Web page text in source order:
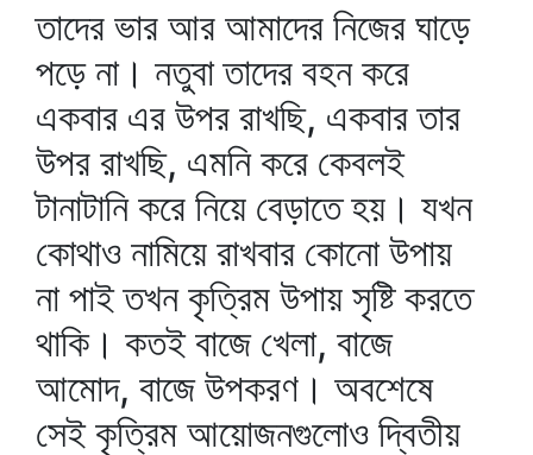
তাদের ভার আর আমাদের নিজের ঘাড়ে
পড়ে না। নতুবা তাদের বহন করে
একবার এর উপর রাখছি, একবার তার
উপর রাখছি, এমনি করে কেবলই
টানাটানি করে নিয়ে বেড়াতে হয়। যখন
কোথাও নামিয়ে রাখবার কোনো উপায়
না পাই তখন কৃত্রিম উপায় সৃষ্টি করতে
থাকি। কতই বাজে খেলা, বাজে
আমোদ, বাজে উপকরণ। অবশেষে
সেই কৃত্রিম আয়োজনগুলোও দ্বিতীয়